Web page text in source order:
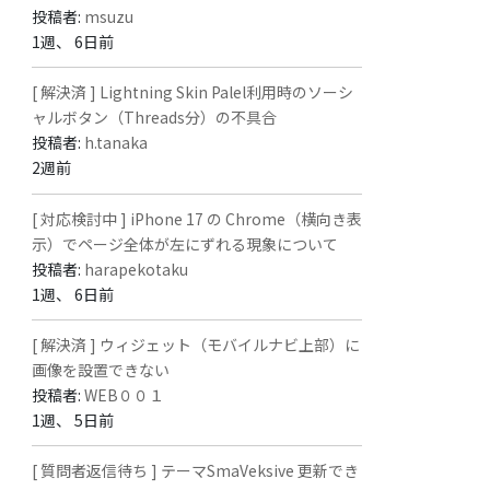
投稿者: msuzu
1週、 6日前
[ 解決済 ] Lightning Skin Palel利用時のソーシ
ャルボタン（Threads分）の不具合
投稿者: h.tanaka
2週前
[ 対応検討中 ] iPhone 17 の Chrome（横向き表
示）でページ全体が左にずれる現象について
投稿者: harapekotaku
1週、 6日前
[ 解決済 ] ウィジェット（モバイルナビ上部）に
画像を設置できない
投稿者:WEB００１
1週、 5日前
[ 質問者返信待ち ] テーマSmaVeksive 更新でき